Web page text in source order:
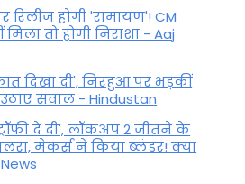
रिलीज होगी 'रामायण'! CM
तो होगी निराशा - Aaj
दिखा दी', निरहुआ पर भड़कीं
सवाल - Hindustan
दे दी', लॉकअप 2 जीतने के
मेकर्स ने किया ब्लंडर! क्या